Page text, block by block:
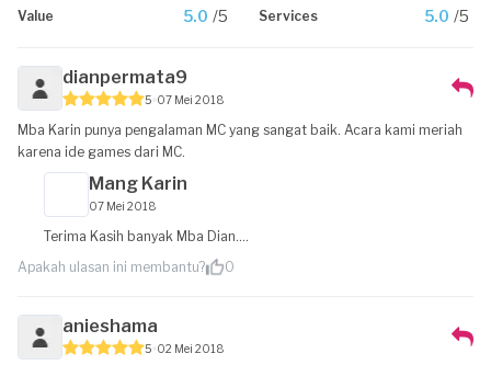
Value 5.0 /5 Services 5.0 /5
dianpermata9
5 07 Mei 2018
Mba Karin punya pengalaman MC yang sangat baik. Acara kami meriah
karena ide games dari MC.
Mang Karin
07 Mei 2018
Terima Kasih banyak Mba Dian....
Apakah ulasan ini membantu?
0
anieshama
5 02 Mei 2018